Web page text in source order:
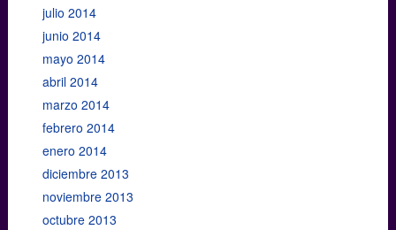
julio 2014
junio 2014
mayo 2014
abril 2014
marzo 2014
febrero 2014
enero 2014
diciembre 2013
noviembre 2013
octubre 2013